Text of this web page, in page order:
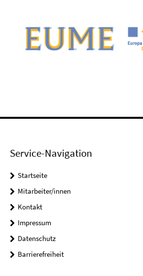
Service-Navigation
Startseite
Mitarbeiter/innen
Kontakt
Impressum
Datenschutz
Barrierefreiheit